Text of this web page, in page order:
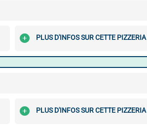
PLUS D'INFOS SUR CETTE PIZZERIA
PLUS D'INFOS SUR CETTE PIZZERIA